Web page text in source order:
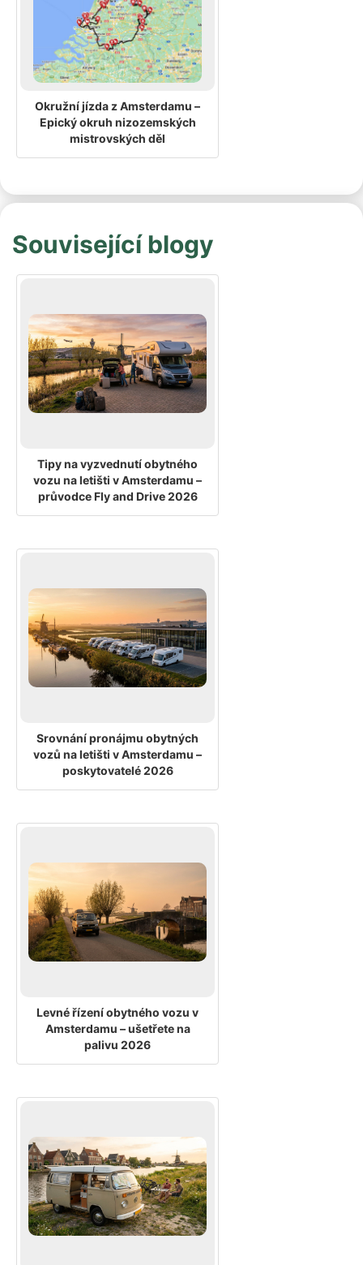
Okružní jízda z Amsterdamu –
Epický okruh nizozemských
mistrovských děl
Související blogy
Tipy na vyzvednutí obytného
vozu na letišti v Amsterdamu –
průvodce Fly and Drive 2026
Srovnání pronájmu obytných
vozů na letišti v Amsterdamu –
poskytovatelé 2026
Levné řízení obytného vozu v
Amsterdamu – ušetřete na
palivu 2026